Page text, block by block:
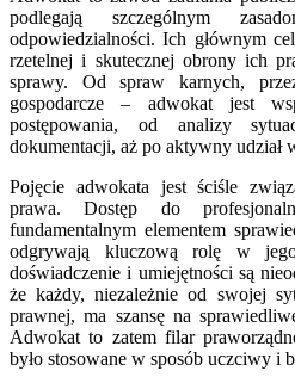
podlegają szczególnym
odpowiedzialności. Ich głównym
rzetelnej i skutecznej obrony ich
sprawy. Od spraw karnych,
gospodarcze – adwokat jest
postępowania, od analizy
dokumentacji, aż po aktywny udział
Pojęcie adwokata jest ściśle
prawa. Dostęp do
fundamentalnym elementem
odgrywają kluczową rolę w
doświadczenie i umiejętności są
że każdy, niezależnie od swojej
prawnej, ma szansę na
Adwokat to zatem filar
było stosowane w sposób uczciwy i